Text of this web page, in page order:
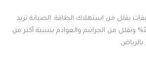
يقلل من استهلاك الطاقة. الصيانة تزيد
من عمر المكيف بنسبة 25% وتقلل من الجراثيم والعوادم بنسبة أكثر من